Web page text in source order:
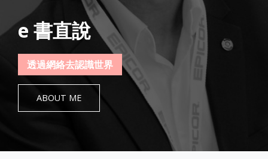
e 書直說
透過網絡去認識世界
ABOUT ME